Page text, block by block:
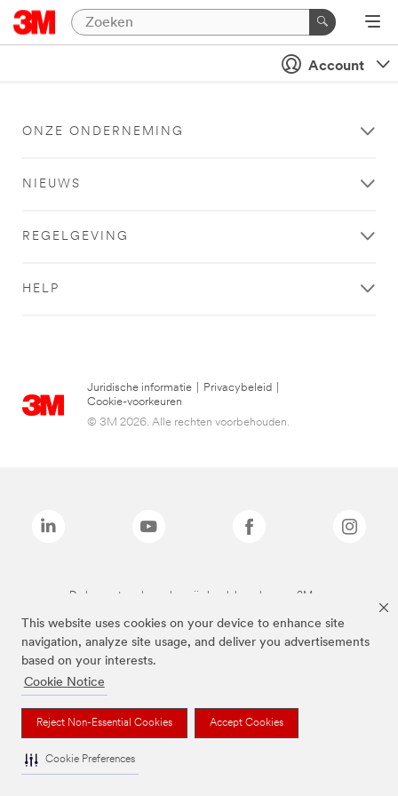
This website uses cookies on your device to enhance site
navigation, analyze site usage, and deliver you advertisements
based on your interests.
Cookie Notice
Reject Non-Essential Cookies Accept Cookies
Cookie Preferences
Account
ONZE ONDERNEMING
NIEUWS
REGELGEVING
HELP
Juridische informatie Privacybeleid
Cookie-voorkeuren
© 3M 2026. Alle rechten voorbehouden.
De bovenstaande merken zijn handelsmerken van 3M.we